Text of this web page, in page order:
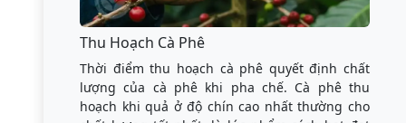
Thu Hoạch Cà Phê
Thời điểm thu hoạch cà phê quyết định chất
lượng của cà phê khi pha chế. Cà phê thu
hoạch khi quả ở độ chín cao nhất thường cho